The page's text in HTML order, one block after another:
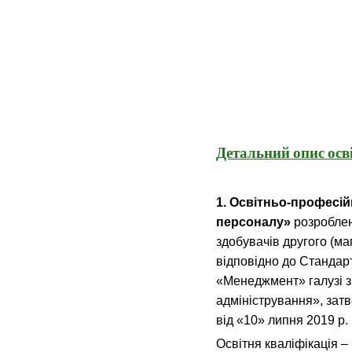
Детальний опис
1. Освітньо-
персоналу»
здобувачів другого
відповідно до
«Менеджмент» галузі
адміністрування»,
від «10» липня 2019
Освітня кваліфікація